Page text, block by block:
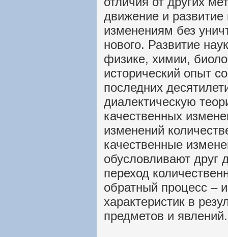
движение и
изменениям без
нового. Развитие
физике, химии,
исторический опыт
последних
диалектическую
качественных
изменений
качественные
обусловливают друг
переход
обратный процесс –
характеристик в
предметов и явлений.